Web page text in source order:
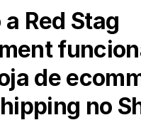
Red Stag
de
no